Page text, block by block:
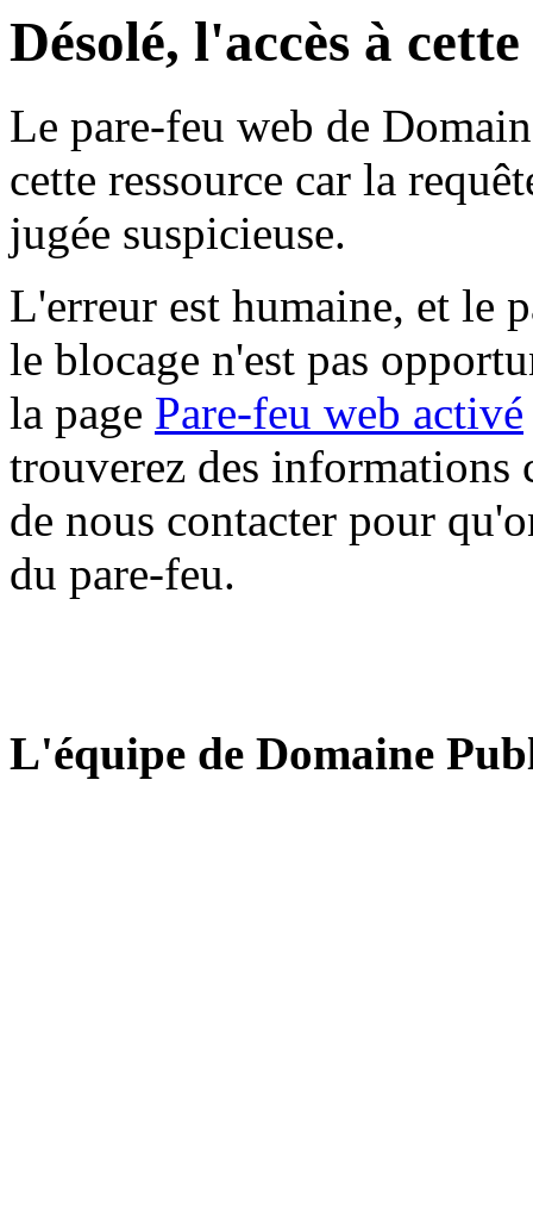
Désolé, l'accès à
Le pare-feu web de
cette ressource car la
jugée suspicieuse.
L'erreur est humaine, et le
le blocage n'est pas
la page Pare-feu web activé
trouverez des informations
de nous contacter pour
du pare-feu.
L'équipe de Domaine